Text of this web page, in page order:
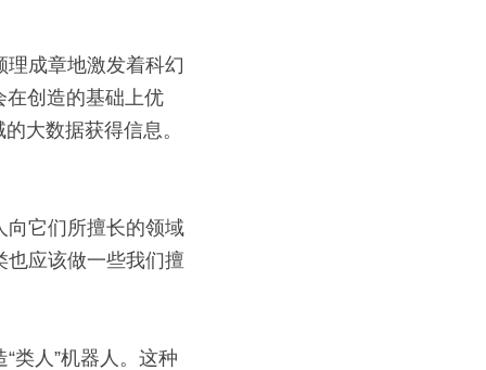
成章地激发着科幻
在创造的基础上优
大数据获得信息。
向它们所擅长的领域
也应该做一些我们擅
类人”机器人。这种